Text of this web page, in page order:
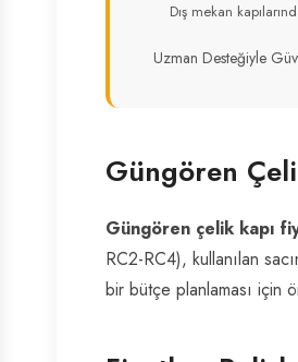
Dış mekan
Uzman Desteğiyle
Güngören
Güngören çelik kapı
RC2-RC4), kullanılan
bir bütçe planlaması için